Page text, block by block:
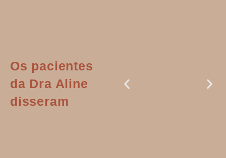
Os pacientes
da Dra Aline
disseram